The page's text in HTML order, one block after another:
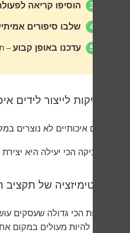
3 הוסיפו קריאה
4 שלבו סיפורים
5 עדכנו באופן קבוע –
טכניקות לייצור לידים
לידים איכותיים לא
הטכניקה הכי יעילה היא
אופטימיזציה של תקציב
הטעות הכי גדולה שעסקים
עדיף להיות מעולים במקום